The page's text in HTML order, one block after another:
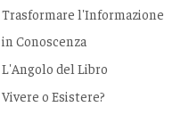
Trasformare l'Informazione
in Conoscenza
L'Angolo del Libro
Vivere o Esistere?